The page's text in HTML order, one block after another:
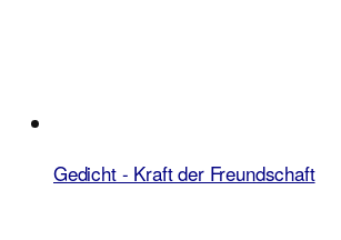
Gedicht - Kraft der Freundschaft